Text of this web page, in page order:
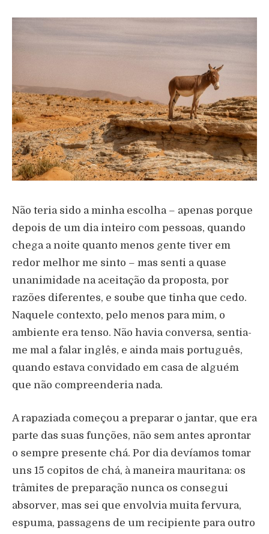
Não teria sido a minha escolha – apenas porque
depois de um dia inteiro com pessoas, quando
chega a noite quanto menos gente tiver em
redor melhor me sinto – mas senti a quase
unanimidade na aceitação da proposta, por
razões diferentes, e soube que tinha que cedo.
Naquele contexto, pelo menos para mim, o
ambiente era tenso. Não havia conversa, sentia-
me mal a falar inglês, e ainda mais português,
quando estava convidado em casa de alguém
que não compreenderia nada.
A rapaziada começou a preparar o jantar, que era
parte das suas funções, não sem antes aprontar
o sempre presente chá. Por dia devíamos tomar
uns 15 copitos de chá, à maneira mauritana: os
trâmites de preparação nunca os consegui
absorver, mas sei que envolvia muita fervura,
espuma, passagens de um recipiente para outro